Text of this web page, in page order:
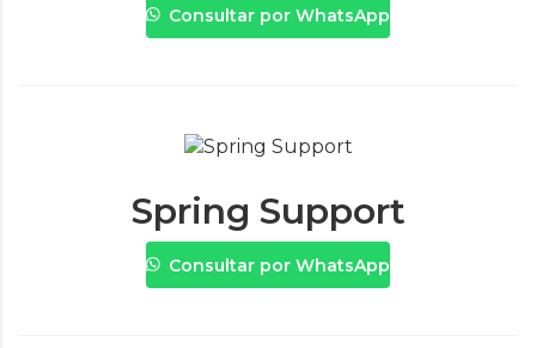
Consultar por WhatsApp
Spring Support
Consultar por WhatsApp